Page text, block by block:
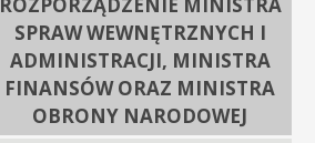
SPRAW WEWNĘTRZNYCH I
ADMINISTRACJI, MINISTRA
FINANSÓW ORAZ MINISTRA
OBRONY NARODOWEJ